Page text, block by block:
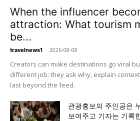
When the influencer
attraction: What tourism
be...
travelnews1 - 2026-08-08
Creators can make destinations go viral
different job: they ask why, explain
last beyond the feed.
관광홍보의 주인공은
보여주고 기자는 기록